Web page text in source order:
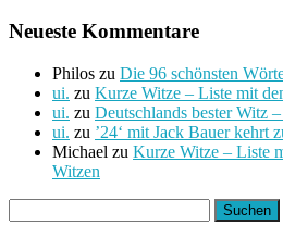
Neueste Kommentare
Philos zu Die 96 schönsten
ui. zu Kurze Witze – Liste mit
ui. zu Deutschlands bester Witz
ui. zu ’24‘ mit Jack Bauer kehrt
Michael zu Kurze Witze – Liste
Witzen
nach: